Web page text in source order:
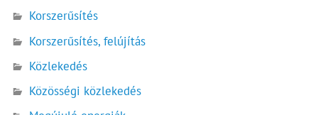
Korszerűsítés
Korszerűsítés, felújítás
Közlekedés
Közösségi közlekedés